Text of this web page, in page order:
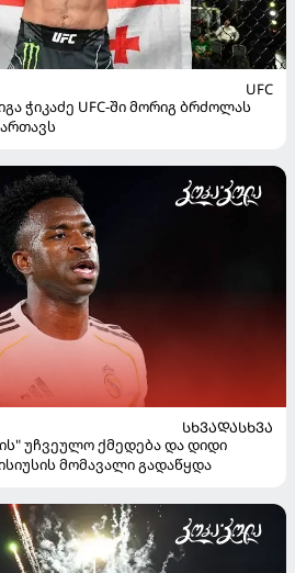
UFC
ჭიკაძე UFC-ში მორიგ ბრძოლას
ᲡᲮᲕᲐᲓᲐᲡᲮᲕᲐ
უჩვეულო ქმედება და დიდი
მომავალი გადაწყდა